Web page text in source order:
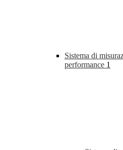
Sistema di
performance 1